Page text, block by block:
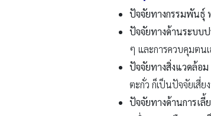
ปัจจัยทางกรรมพันธุ์
ปัจจัยทางด้านระบบ
ๆ และการควบคุมตน
ปัจจัยทางสิ่งแวดล้อม
ตะกั่ว ก็เป็นปัจจัยเสี่
ปัจจัยทางด้านการเลี้